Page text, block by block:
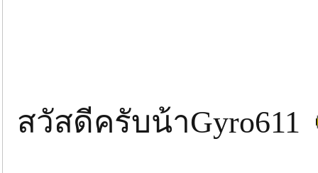
สวัสดีครับน้าGyro611